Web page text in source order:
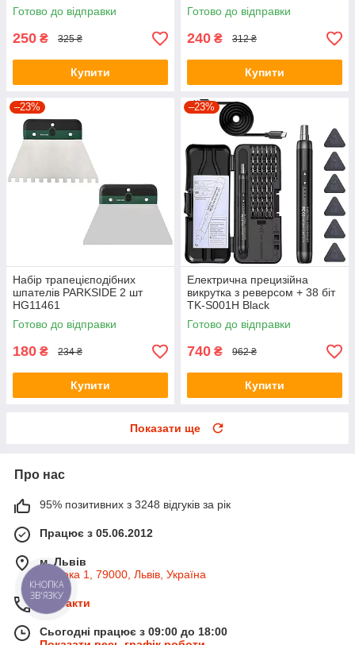
Готово до відправки
250 ₴ 325 ₴
Купити
Готово до відправки
240 ₴ 312 ₴
Купити
–23%
Набір трапецієподібних
шпателів PARKSIDE 2 шт
HG11461
Готово до відправки
180 ₴ 234 ₴
Купити
–23%
Електрична прецизійна
викрутка з реверсом + 38 біт
TK-S001H Black
Готово до відправки
740 ₴ 962 ₴
Купити
Показати ще
Про нас
95% позитивних з 3248 відгуків за рік
Працює з 05.06.2012
м. Львів
Широка 1, 79000, Львів, Україна
Контакти
Сьогодні працює з 09:00 до 18:00
КНОПКА
ЗВ'ЯЗКУ